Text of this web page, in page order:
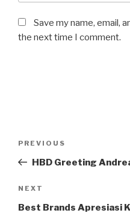
Save my name, email,
the next time I comment.
Previous
Post
PREVIOUS
HBD Greeting
Next
Post
NEXT
Best Brands Apresiasi